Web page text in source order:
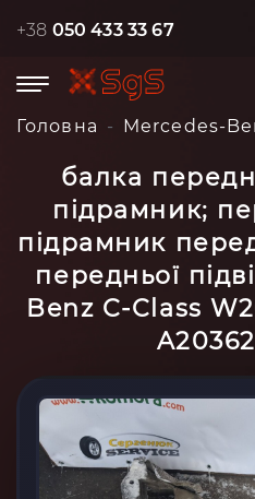
+38 050 433 33 67
Головна Mercedes-
балка
підрамник;
підрамник
передньої
Benz C-Class